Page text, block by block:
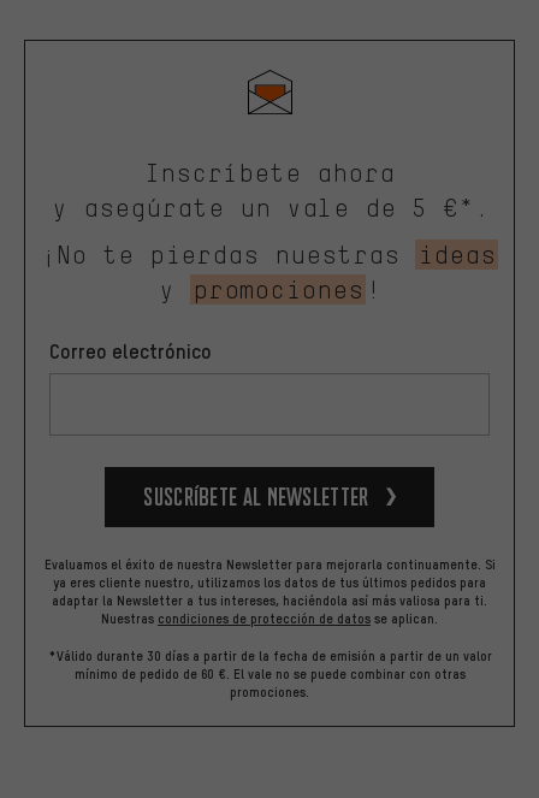
Inscríbete ahora
y asegúrate un vale de 5 €*.
¡No te pierdas nuestras
ideas
y
promociones !
Correo electrónico
Suscríbete al newsletter
Evaluamos el éxito de nuestra Newsletter para mejorarla continuamente. Si
ya eres cliente nuestro, utilizamos los datos de tus últimos pedidos para
adaptar la Newsletter a tus intereses, haciéndola así más valiosa para ti.
Nuestras condiciones de protección de datos se aplican.
*Válido durante 30 días a partir de la fecha de emisión a partir de un valor
mínimo de pedido de 60 €. El vale no se puede combinar con otras
promociones.